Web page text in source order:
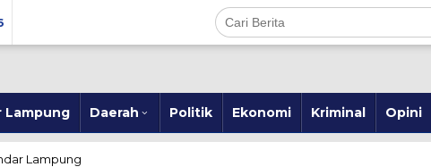
Lampung Daerah Politik Ekonomi Kriminal Opini
Lampung